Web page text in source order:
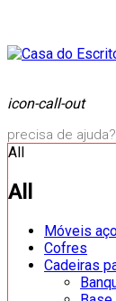
icon-call-out
precisa de ajuda?
All
All
Móveis
Cofres
Cadeiras